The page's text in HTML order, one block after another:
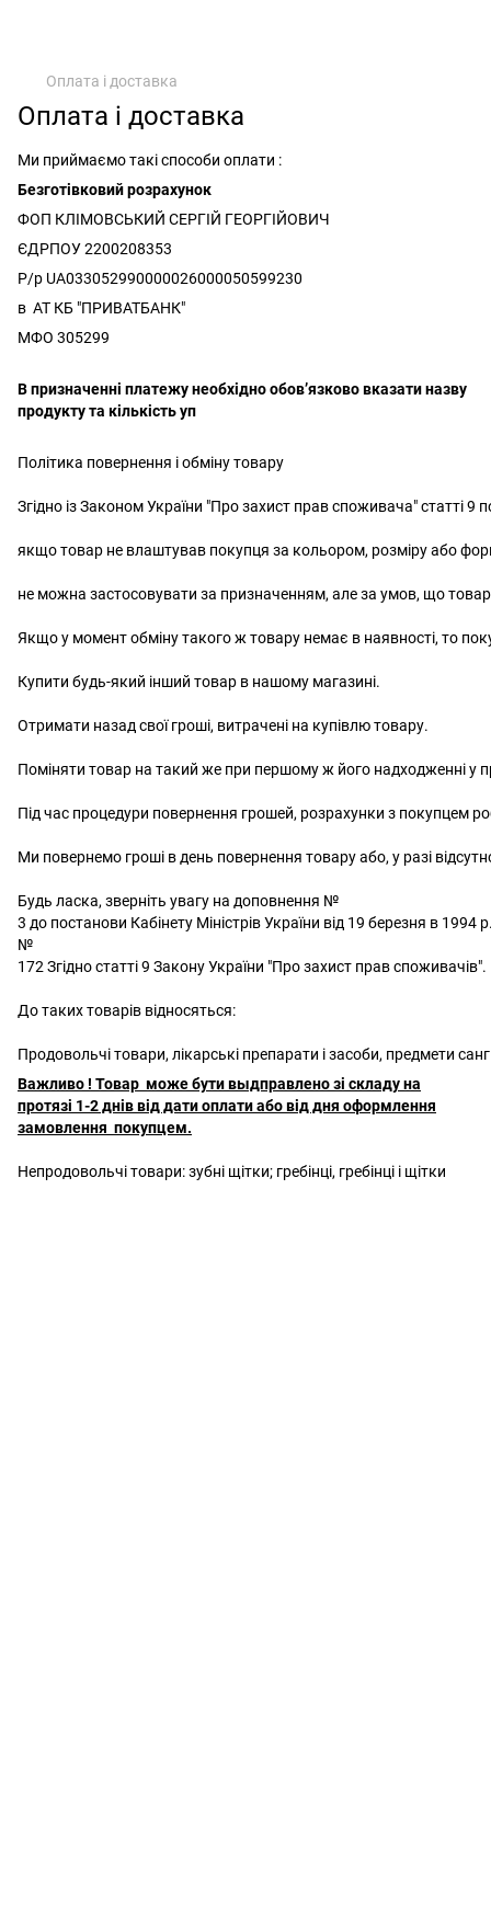
Оплата і доставка
Оплата і доставка
Ми приймаємо такі способи оплати :
Безготівковий розрахунок
ФОП КЛІМОВСЬКИЙ СЕРГІЙ ГЕОРГІЙОВИЧ
ЄДРПОУ 2200208353
Р/р UA033052990000026000050599230
в АТ КБ "ПРИВАТБАНК"
МФО 305299
В призначенні платежу необхідно обовʼязково вказати назву
продукту та кількість уп
Політика повернення і обміну товару
Згідно із Законом України "Про захист прав споживача" статті
якщо товар не влаштував покупця за кольором, розміру або
не можна застосовувати за призначенням, але за умов, що
Якщо у момент обміну такого ж товару немає в наявності, то
Купити будь-який інший товар в нашому магазині.
Отримати назад свої гроші, витрачені на купівлю товару.
Поміняти товар на такий же при першому ж його надходженні у
Під час процедури повернення грошей, розрахунки з покупцем
Ми повернемо гроші в день повернення товару або, у разі
Будь ласка, зверніть увагу на доповнення №
3 до постанови Кабінету Міністрів України від 19 березня в 1994
№
172 Згідно статті 9 Закону України "Про захист прав
До таких товарів відносяться:
Продовольчі товари, лікарські препарати і засоби, предмети
Важливо ! Товар може бути выдправлено зі складу на
протязі 1-2 днів від дати оплати або від дня оформлення
замовлення покупцем.
Непродовольчі товари: зубні щітки; гребінці, гребінці і щітки